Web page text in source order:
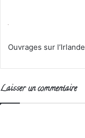
Ouvrages sur l’Irlande
Laisser un commentaire